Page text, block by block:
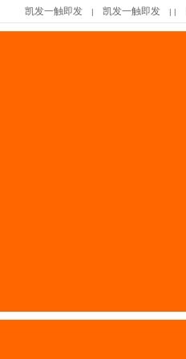
凯发一触即发 | 凯发一触即发 | |